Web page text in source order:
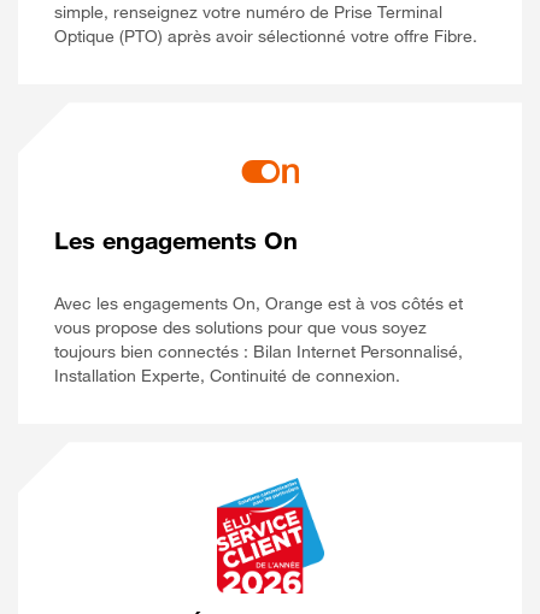
simple, renseignez votre numéro de Prise Terminal
Optique (PTO) après avoir sélectionné votre offre Fibre.
Les engagements On
Avec les engagements On, Orange est à vos côtés et
vous propose des solutions pour que vous soyez
toujours bien connectés : Bilan Internet Personnalisé,
Installation Experte, Continuité de connexion.